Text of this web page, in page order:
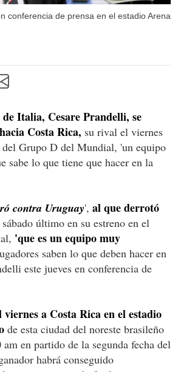
conferencia de prensa en el estadio Arena
Italia, Cesare Prandelli, se
Costa Rica, su rival el viernes
del Grupo D del Mundial, 'un equipo
sabe lo que tiene que hacer en la
contra Uruguay', al que derrotó
último en su estreno en el
'que es un equipo muy
saben lo que deben hacer en
este jueves en conferencia de
a Costa Rica en el estadio
de esta ciudad del noreste brasileño
en partido de la segunda fecha del
habrá conseguido